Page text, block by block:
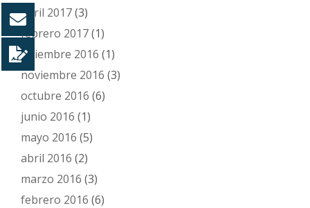
abril 2017(3)
febrero 2017(1)
diciembre 2016 (1)
noviembre 2016 (3)
octubre 2016 (6)
junio 2016 (1)
mayo 2016 (5)
abril 2016 (2)
marzo 2016 (3)
febrero 2016 (6)